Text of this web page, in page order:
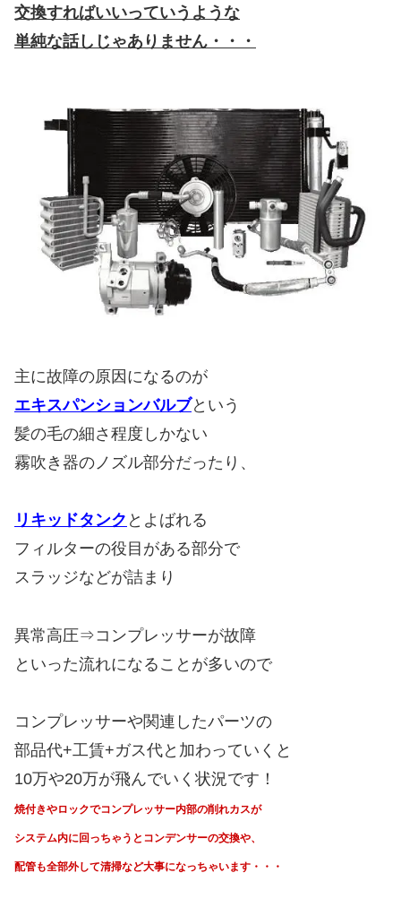
交換すればいいっていうような
単純な話しじゃありません・・・
主に故障の原因になるのが
エキスパンションバルブという
髪の毛の細さ程度しかない
霧吹き器のノズル部分だったり、
リキッドタンク とよばれる
フィルターの役目がある部分で
スラッジなどが詰まり
異常高圧⇒コンプレッサーが故障
といった流れになることが多いので
コンプレッサーや関連したパーツの
部品代+工賃+ガス代と加わっていくと
10万や20万が飛んでいく状況です！
焼付きやロックでコンプレッサー内部の削れカスが
システム内に回っちゃうと コンデンサーの交換や、
配管も全部外して清掃など大事になっちゃいます・・・